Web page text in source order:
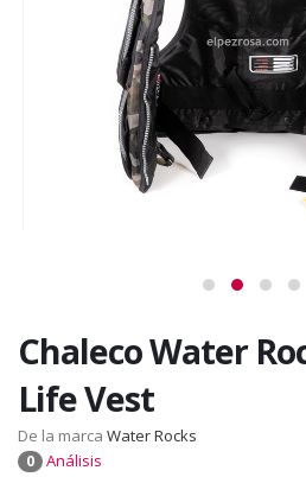
Chaleco Water
Life Vest
De la marca Water Rocks
0 Análisis